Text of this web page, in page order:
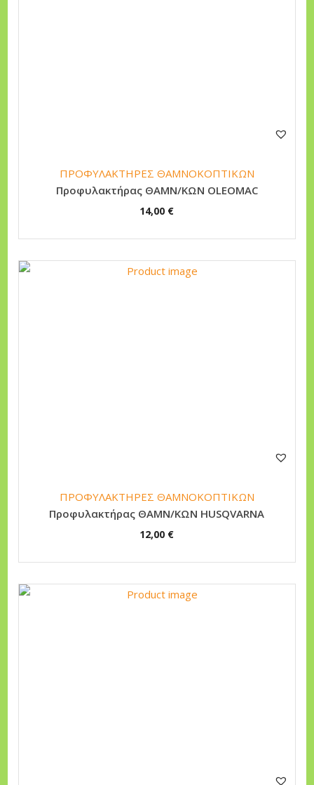
ΠΡΟΦΥΛΑΚΤΗΡΕΣ ΘΑΜΝΟΚΟΠΤΙΚΩΝ
Προφυλακτήρας ΘΑΜΝ/ΚΩΝ OLEOMAC
14,00 €
ΠΡΟΦΥΛΑΚΤΗΡΕΣ ΘΑΜΝΟΚΟΠΤΙΚΩΝ
Προφυλακτήρας ΘΑΜΝ/ΚΩΝ HUSQVARNA
12,00 €